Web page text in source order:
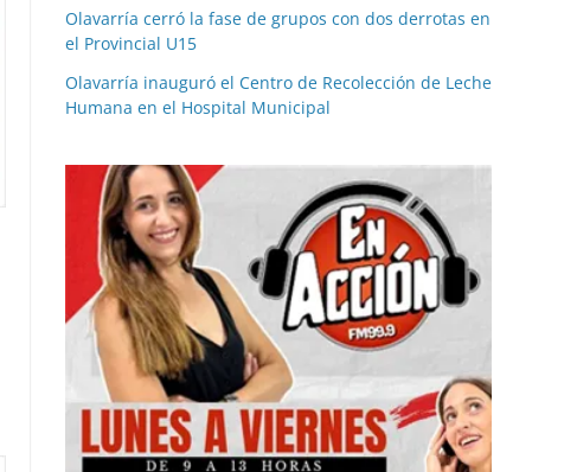
Olavarría cerró la fase de grupos con dos derrotas en
el Provincial U15
Olavarría inauguró el Centro de Recolección de Leche
Humana en el Hospital Municipal